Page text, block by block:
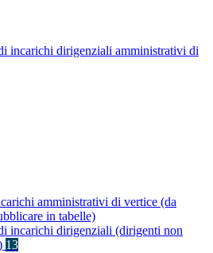
incarichi dirigenziali amministrativi di
amministrativi di vertice (da
in tabelle)
incarichi dirigenziali (dirigenti non
13